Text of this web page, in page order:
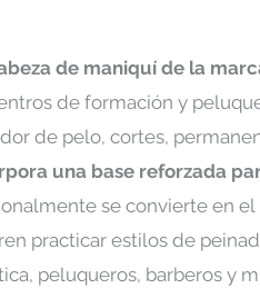
de maniquí de la
de formación y
de pelo, cortes,
una base reforzada
se convierte en
practicar estilos de
peluqueros, barberos y